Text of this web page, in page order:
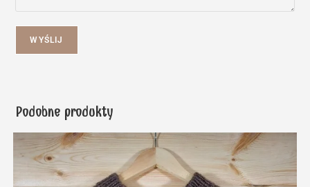
WYŚLIJ
Podobne produkty